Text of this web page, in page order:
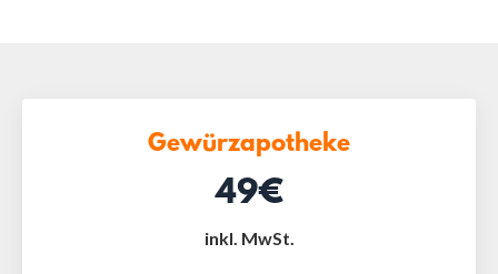
Gewürzapotheke
49€
inkl. MwSt.